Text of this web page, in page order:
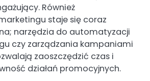
Również
staje się coraz
narzędzia do automatyzacji
czy zarządzania kampaniami
zaoszczędzić czas i
działań promocyjnych.